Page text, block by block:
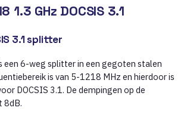
1.3 GHz DOCSIS 3.1
3.1 splitter
een 6-weg splitter in een gegoten stalen
is van 5-1218 MHz en hierdoor is
DOCSIS 3.1. De dempingen op de
8dB.